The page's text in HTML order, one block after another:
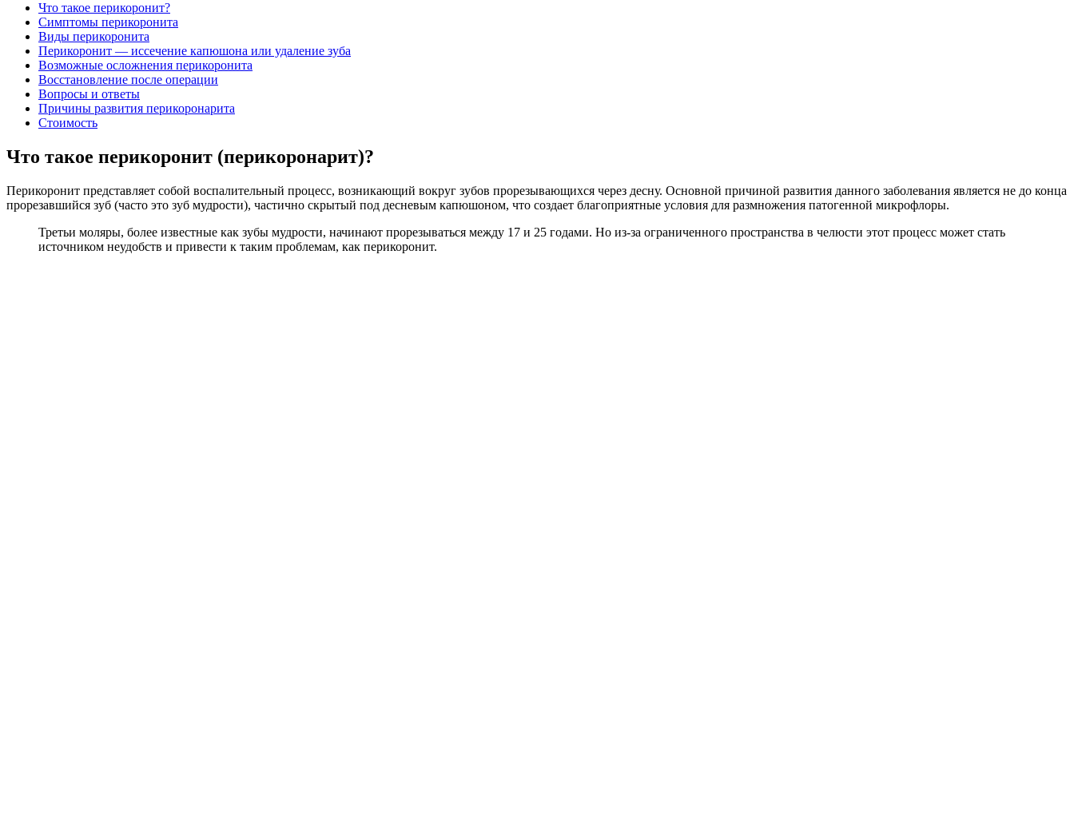
Что такое перикоронит?
Симптомы перикоронита
Виды перикоронита
Перикоронит — иссечение капюшона или удаление зуба
Возможные осложнения перикоронита
Восстановление после операции
Вопросы и ответы
Причины развития перикоронарита
Стоимость
Что такое перикоронит (перикоронарит)?
Перикоронит представляет собой воспалительный процесс, возникающий вокруг зубов прорезывающихся через десну. Основной причиной развития данного заболевания является не до конца
прорезавшийся зуб (часто это зуб мудрости), частично скрытый под десневым капюшоном, что создает благоприятные условия для размножения патогенной микрофлоры.
Третьи моляры, более известные как зубы мудрости, начинают прорезываться между 17 и 25 годами. Но из-за ограниченного пространства в челюсти этот процесс может стать
источником неудобств и привести к таким проблемам, как перикоронит.